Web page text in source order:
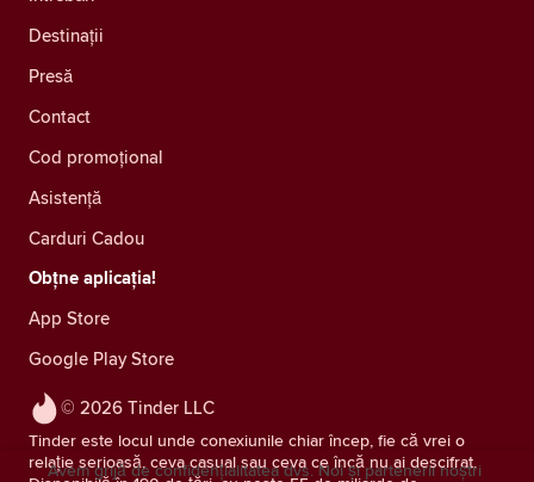
© 2026 Tinder LLC
Tinder este locul unde conexiunile chiar încep, fie că vrei o
relație serioasă, ceva casual sau ceva ce încă nu ai descifrat.
Destinații
Presă
Contact
Cod promoțional
Asistență
Carduri Cadou
Obțne aplicația!
App Store
Google Play Store
Avem grijă de confidențialitatea dvs. Noi și partenerii noștri